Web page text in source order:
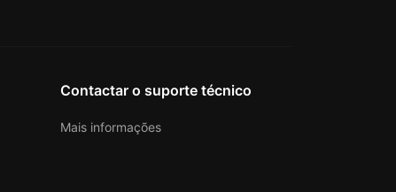
Contactar o suporte técnico
Mais informações